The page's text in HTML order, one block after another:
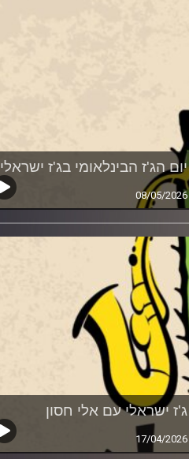
יום הג'ז הבינלאומי בג'ז ישראלי
08/05/2026
ג'ז ישראלי עם אלי חסון
17/04/2026